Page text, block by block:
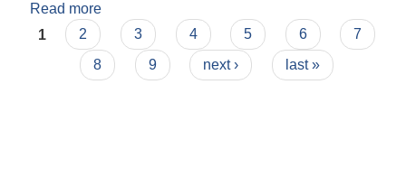
Read more
Parsagadhi_Periodic_Plan
Pages
1 2 3 4 5 6
7
8
9 next › last »